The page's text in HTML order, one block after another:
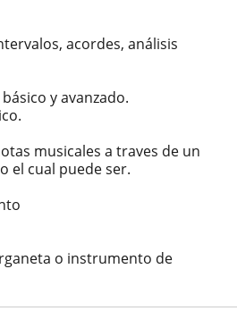
acordes, análisis
y avanzado.
musicales a traves de un
el cual puede ser.
o instrumento de